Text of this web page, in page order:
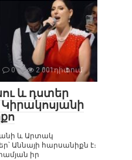
0 2 001դիտում
և դստեր
և Արտակ
Աննայի հարսանիքն է։
իր